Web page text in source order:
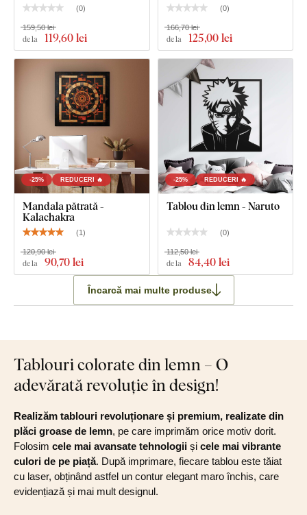
(0)
de la 119,60 lei
159,50 lei
(0)
de la 125,00 lei
166,70 lei
-25% REDUCERI 🔥
Mandala pătrată -
Kalachakra
(1)
de la 90,70 lei
120,90 lei
-25% REDUCERI 🔥
Tablou din lemn - Naruto
(0)
de la 84,40 lei
112,50 lei
Încarcă mai multe produse
Tablouri colorate din lemn – O
adevărată revoluție în design!
Realizăm tablouri revoluționare și premium, realizate din
plăci groase de lemn, pe care imprimăm orice motiv dorit.
Folosim cele mai avansate tehnologii și cele mai vibrante
culori de pe piață. După imprimare, fiecare tablou este tăiat
cu laser, obținând astfel un contur elegant maro închis, care
evidențiază și mai mult designul.